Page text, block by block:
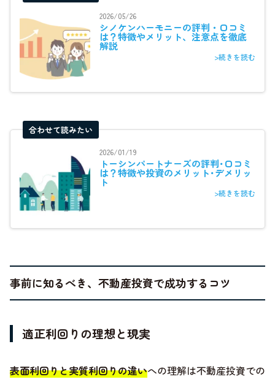
2026/05/26
シノケンハーモニーの評判・口コミ
は？特徴やメリット、注意点を徹底
解説
>続きを読む
合わせて読みたい
2026/01/19
トーシンパートナーズの評判･口コミ
は？特徴や投資のメリット･デメリッ
ト
>続きを読む
事前に知るべき、不動産投資で成功するコツ
適正利回りの理想と現実
表面利回りと実質利回りの違いへの理解は不動産投資での